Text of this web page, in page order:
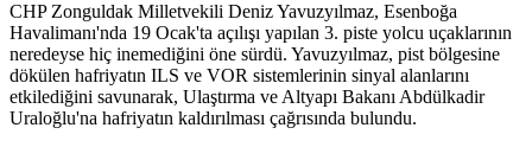
CHP Zonguldak Milletvekili Deniz Yavuzyılmaz, Esenboğa
Havalimanı'nda 19 Ocak'ta açılışı yapılan 3. piste yolcu uçaklarının
neredeyse hiç inemediğini öne sürdü. Yavuzyılmaz, pist bölgesine
dökülen hafriyatın ILS ve VOR sistemlerinin sinyal alanlarını
etkilediğini savunarak, Ulaştırma ve Altyapı Bakanı Abdülkadir
Uraloğlu'na hafriyatın kaldırılması çağrısında bulundu.